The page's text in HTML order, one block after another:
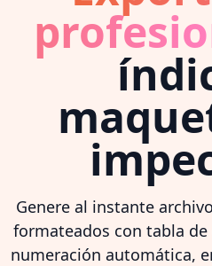
Genere al instante
formateados con tabla
numeración automática,